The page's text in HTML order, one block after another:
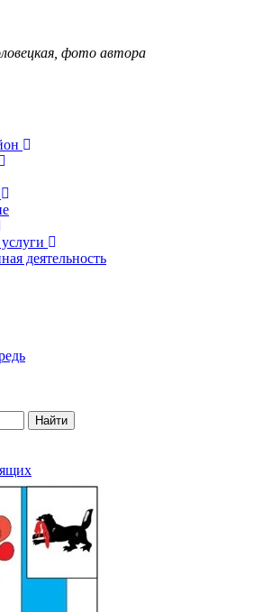
фото автора
деятельность
Найти